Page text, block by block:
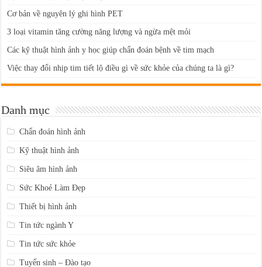
Cơ bản về nguyên lý ghi hình PET
3 loại vitamin tăng cường năng lượng và ngừa mệt mỏi
Các kỹ thuật hình ảnh y học giúp chẩn đoán bệnh về tim mạch
Việc thay đổi nhịp tim tiết lộ điều gì về sức khỏe của chúng ta là gì?
Danh mục
Chẩn đoán hình ảnh
Kỹ thuật hình ảnh
Siêu âm hình ảnh
Sức Khoẻ Làm Đẹp
Thiết bị hình ảnh
Tin tức ngành Y
Tin tức sức khỏe
Tuyển sinh – Đào tạo